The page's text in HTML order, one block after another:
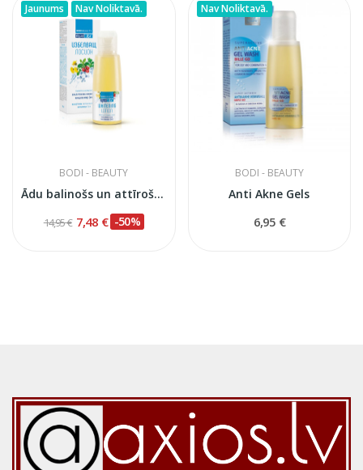
Jaunums Nav Noliktavā.
BODI - BEAUTY
Ādu balinošs un attīrošs sejas losjons, 100 ml
14,95 € 7,48 € -50%
Nav Noliktavā.
BODI - BEAUTY
Anti Akne Gels
6,95 €